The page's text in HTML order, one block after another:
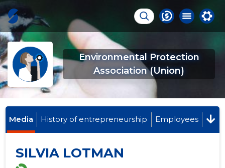
Environmental Protection
Association (Union)
Media History of entrepreneurship Employees
SILVIA LOTMAN